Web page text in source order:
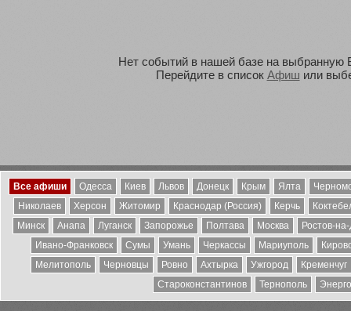
Нет событий в нашей базе на выбранную
Перейдите в список Афиш или
Все афиши Одесса Киев Львов Донецк Крым Ялта
Николаев
Херсон Житомир Краснодар (Россия) Керчь
Минск
Анапа Луганск Запорожье Полтава Москва
Ростов-
Ивано-Франковск
Сумы Умань Черкассы Мариуполь
Мелитополь
Черновцы Ровно Ахтырка Ужгород
Кременчуг
Староконстантинов
Тернополь